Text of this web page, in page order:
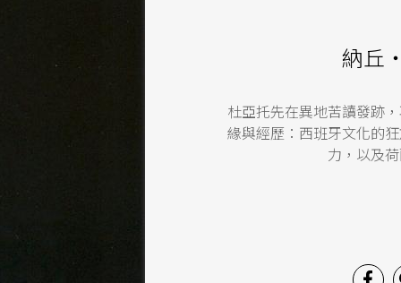
納丘
杜亞托先在異地苦讀發跡
緣與經歷：西班牙文化的
力，以及